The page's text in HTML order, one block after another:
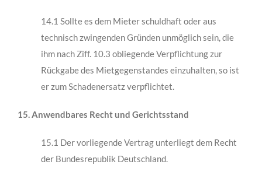
14.1 Sollte es dem Mieter schuldhaft oder aus
technisch zwingenden Gründen unmöglich sein, die
ihm nach Ziff. 10.3 obliegende Verpflichtung zur
Rückgabe des Mietgegen­standes einzuhalten, so ist
er zum Schadenersatz verpflichtet.
15. Anwendbares Recht und Gerichtsstand
15.1 Der vorliegende Vertrag unterliegt dem Recht
der Bundesrepublik Deutschland.